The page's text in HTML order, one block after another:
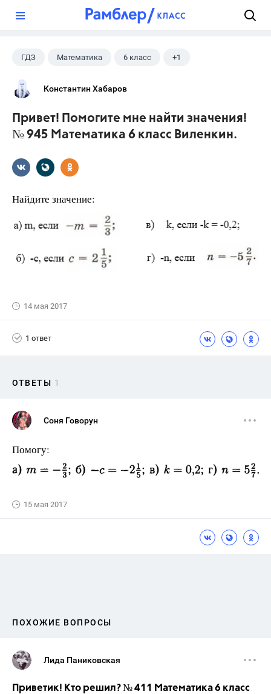
ГДЗ Математика 6 класс +1
Виленкин Н.Я.
Константин Хабаров
Привет! Помогите мне найти значения!
№ 945 Математика 6 класс Виленкин.
Найдите значение:
14 мая 2017
1 ответ
ОТВЕТЫ 1
Соня Говорун
Помогу:
15 мая 2017
ПОХОЖИЕ ВОПРОСЫ
Лида Паниковская
Приветик! Кто решил? № 411 Математика 6 класс